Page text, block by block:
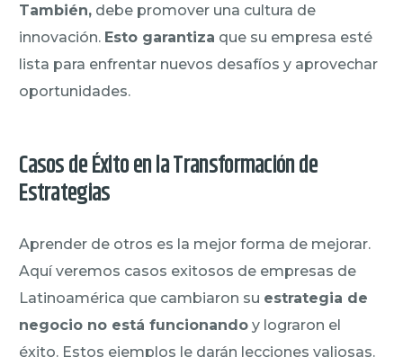
También, debe promover una cultura de
innovación. Esto garantiza que su empresa esté
lista para enfrentar nuevos desafíos y aprovechar
oportunidades.
Casos de Éxito en la Transformación de
Estrategias
Aprender de otros es la mejor forma de mejorar.
Aquí veremos casos exitosos de empresas de
Latinoamérica que cambiaron su estrategia de
negocio no está funcionando y lograron el
éxito. Estos ejemplos le darán lecciones valiosas.